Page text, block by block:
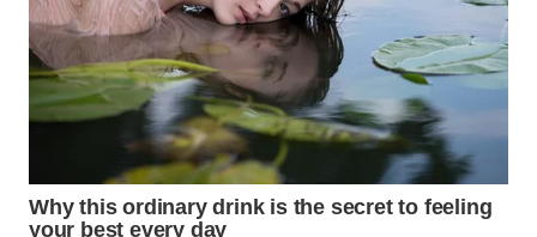
SUKABUMI
WN
PURWAKARTA
PRIANGAN
TIMUR